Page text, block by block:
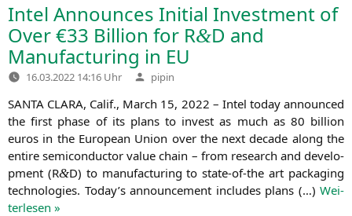
Intel Announces Initial Investment of
Over €33 Billion for R&D and
Manufacturing in EU
16.03.2022 14:16 Uhr Verfasst
von
pipin
SANTA CLARA, Calif., March 15, 2022 – Intel today announ­ced
the first pha­se of its plans to invest as much as 80 bil­li­on
euros in the Euro­pean Uni­on over the next deca­de along the
enti­re semi­con­duc­tor value chain – from rese­arch and deve­lo­
p­ment (R&D) to manu­fac­tu­ring to sta­­te-of-the art pack­a­ging
tech­no­lo­gies. Today’s announce­ment includes plans (…) Wei­
ter­le­sen »